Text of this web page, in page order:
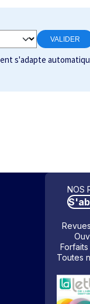
VALIDER
s'adapte
NOS
Toutes